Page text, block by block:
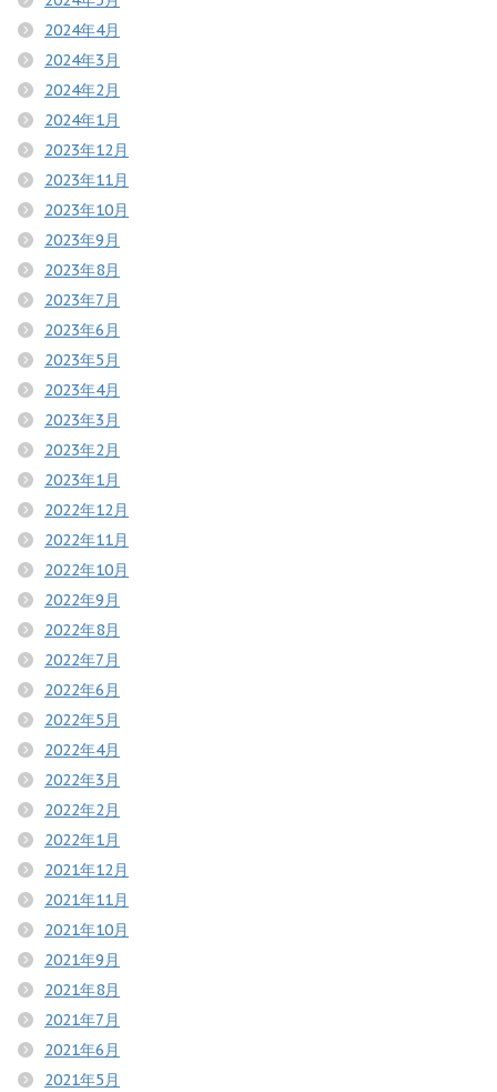
2024年4月
2024年3月
2024年2月
2024年1月
2023年12月
2023年11月
2023年10月
2023年9月
2023年8月
2023年7月
2023年6月
2023年5月
2023年4月
2023年3月
2023年2月
2023年1月
2022年12月
2022年11月
2022年10月
2022年9月
2022年8月
2022年7月
2022年6月
2022年5月
2022年4月
2022年3月
2022年2月
2022年1月
2021年12月
2021年11月
2021年10月
2021年9月
2021年8月
2021年7月
2021年6月
2021年5月